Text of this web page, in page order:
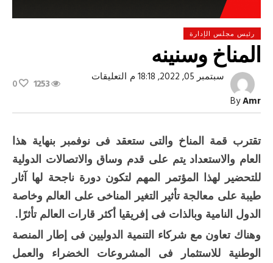
رئيس مجلس الإدارة
المناخ وسنينه
ByAmr
سبتمبر 05, 2022, 18:18 م التعليقاتعلى
1253
0
تقترب قمة المناخ والتى ستعقد فى نوفمبر بنهاية هذا
العام والاستعداد يتم على قدم وساق والاتصالات الدولية
للتحضير لهذا المؤتمر المهم لتكون دورة ناجحة لها آثار
طيبة على معالجة تأثير التغير المناخى على العالم وخاصة
الدول النامية وبالذات فى إفريقيا أكثر قارات العالم تأثرًا.
وهناك تعاون مع شركاء التنمية الدوليين فى إطار المنصة
الوطنية للاستثمار فى المشروعات الخضراء والعمل